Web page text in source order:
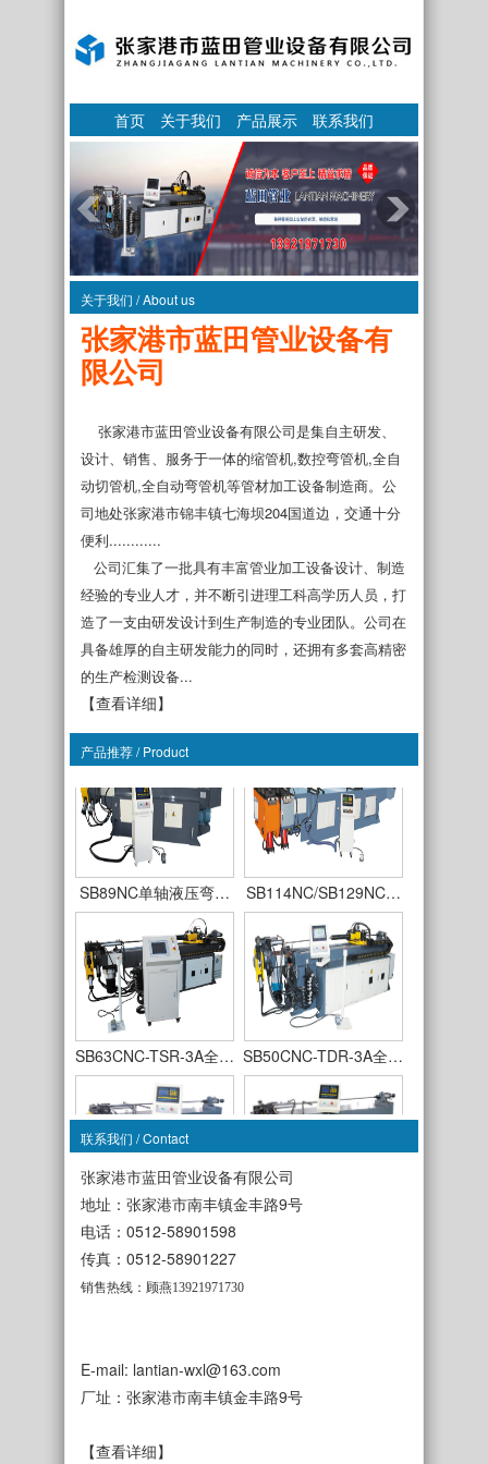
首页 关于我们 产品展示 联系我们
关于我们 / About us
张家港市蓝田管业设备有
限公司
张家港市蓝田管业设备有限公司是集自主研发、
设计、销售、服务于一体的缩管机,数控弯管机,全自
动切管机,全自动弯管机等管材加工设备制造商。公
司地处张家港市锦丰镇七海坝204国道边，交通十分
便利............
公司汇集了一批具有丰富管业加工设备设计、制造
经验的专业人才，并不断引进理工科高学历人员，打
造了一支由研发设计到生产制造的专业团队。公司在
具备雄厚的自主研发能力的同时，还拥有多套高精密
的生产检测设备...
【查看详细】
产品推荐 / Product
SB38NC单轴液压弯…
SB63NC单轴液压弯…
SB89NC单轴液压弯… SB114NC/SB129NC…
SB63CNC-TSR-3A全… SB50CNC-TDR-3A全…
SB38NC单轴液压弯… SB50NC单轴液压弯…
SB63NC单轴液压弯… SB75NC单轴液压弯…
联系我们 / Contact
张家港市蓝田管业设备有限公司
地址：张家港市南丰镇金丰路9号
电话：0512-58901598
传真：0512-58901227
销售热线：顾燕13921971730
E-mail: lantian-wxl@163.com
厂址：张家港市南丰镇金丰路9号
【查看详细】